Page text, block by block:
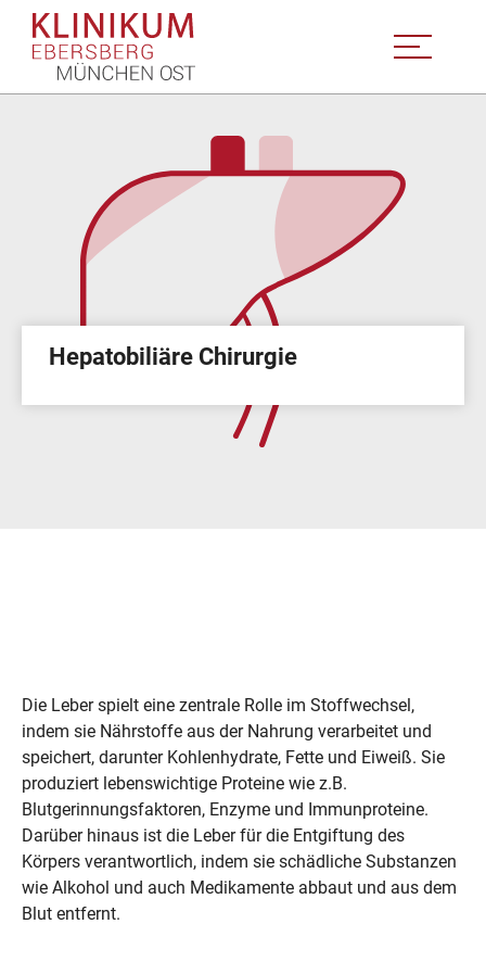
Hepatobiliäre Chirurgie
Die Leber spielt eine zentrale Rolle im Stoffwechsel,
indem sie Nährstoffe aus der Nahrung verarbeitet und
speichert, darunter Kohlenhydrate, Fette und Eiweiß. Sie
produziert lebenswichtige Proteine wie z.B.
Blutgerinnungsfaktoren, Enzyme und Immunproteine.
Darüber hinaus ist die Leber für die Entgiftung des
Körpers verantwortlich, indem sie schädliche Substanzen
wie Alkohol und auch Medikamente abbaut und aus dem
Blut entfernt.